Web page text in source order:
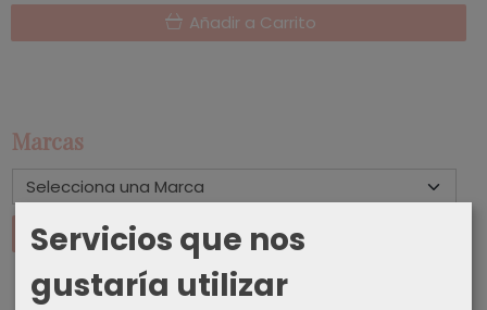
Marcas
Añadir a Carrito
Servicios que nos
gustaría utilizar